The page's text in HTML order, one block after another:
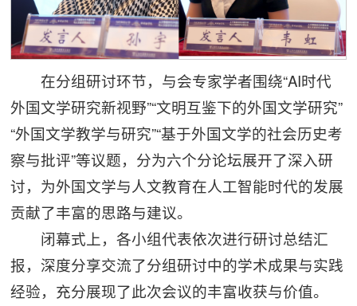
在分组研讨环节，与会专家学者围绕“AI时代
外国文学研究新视野”“文明互鉴下的外国文学研究”
“外国文学教学与研究”“基于外国文学的社会历史考
察与批评”等议题，分为六个分论坛展开了深入研
讨，为外国文学与人文教育在人工智能时代的发展
贡献了丰富的思路与建议。
闭幕式上，各小组代表依次进行研讨总结汇
报，深度分享交流了分组研讨中的学术成果与实践
经验，充分展现了此次会议的丰富收获与价值。